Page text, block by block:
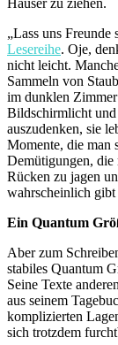
Häuser zu ziehen.
„Lass uns Freunde
Lesereihe. Oje,
nicht leicht.
Sammeln von
im dunklen
Bildschirmlicht
auszudenken, sie
Momente, die man
Demütigungen, die
Rücken zu jagen
wahrscheinlich gibt
Ein Quantum
Aber zum
stabiles Quantum
Seine Texte
aus seinem
komplizierten
sich trotzdem